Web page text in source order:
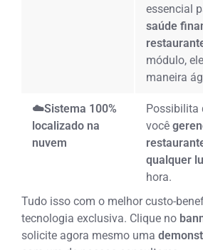
essencial
saúde
módulo,
maneira
☁️Sistema 100%
localizado na
nuvem
Possibilita
você
qualquer
hora.
Tudo isso com o melhor custo-
tecnologia exclusiva. Clique no
solicite agora mesmo uma